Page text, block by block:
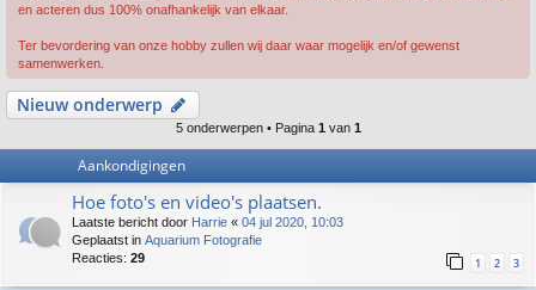
en acteren dus 100% onafhankelijk van elkaar.
Ter bevordering van onze hobby zullen wij daar waar mogelijk en/of gewenst
samenwerken.
Nieuw onderwerp
5 onderwerpen • Pagina 1 van 1
Aankondigingen
Hoe foto's en video's plaatsen.
Laatste bericht door Harrie « 04 jul 2020, 10:03
Geplaatst in Aquarium Fotografie
Reacties: 29 1 2 3